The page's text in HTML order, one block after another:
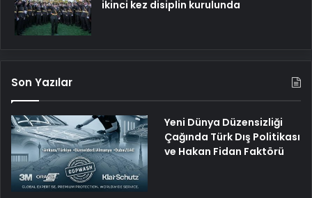
ikinci kez disiplin kurulunda
Son Yazılar
Yeni Dünya Düzensizliği
Çağında Türk Dış Politikası
ve Hakan Fidan Faktörü